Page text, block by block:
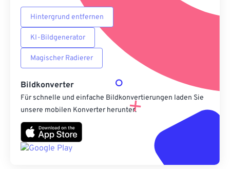
Hintergrund entfernen
KI-Bildgenerator
Magischer Radierer
Bildkonverter
Für schnelle und einfache Bildkonvertierungen laden Sie
unsere mobilen Konverter herunter.